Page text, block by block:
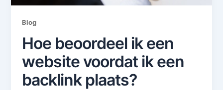
Blog
Hoe beoordeel ik een
website voordat ik een
backlink plaats?